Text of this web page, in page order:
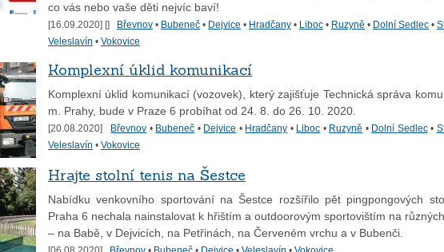
co vás nebo vaše děti nejvíc baví!
[16.09.2020] [] Břevnov • Bubeneč • Dejvice • Hradčany • Liboc • Ruzyně • Dolní Sedlec •
Veleslavín • Vokovice
Komplexní úklid komunikací
Komplexní úklid komunikací (vozovek), který zajišťuje Technická správa
m. Prahy, bude v Praze 6 probíhat od 24. 8. do 26. 10. 2020.
[20.08.2020] Břevnov • Bubeneč • Dejvice • Hradčany • Liboc • Ruzyně • Dolní Sedlec•
Veleslavín • Vokovice
Hrajte stolní tenis na Šestce
Nabídku venkovního sportování na Šestce rozšířilo pět pingpongových
Praha 6 nechala nainstalovat k hřištím a outdoorovým sportovištím na
– na Babě, v Dejvicích, na Petřinách, na Červeném vrchu a v Bubenči.